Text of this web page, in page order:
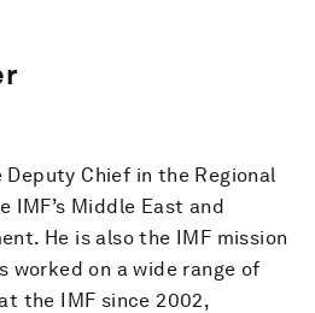
Chief in the Regional
IMF’s Middle East and
He is also the IMF mission
worked on a wide range of
the IMF since 2002,